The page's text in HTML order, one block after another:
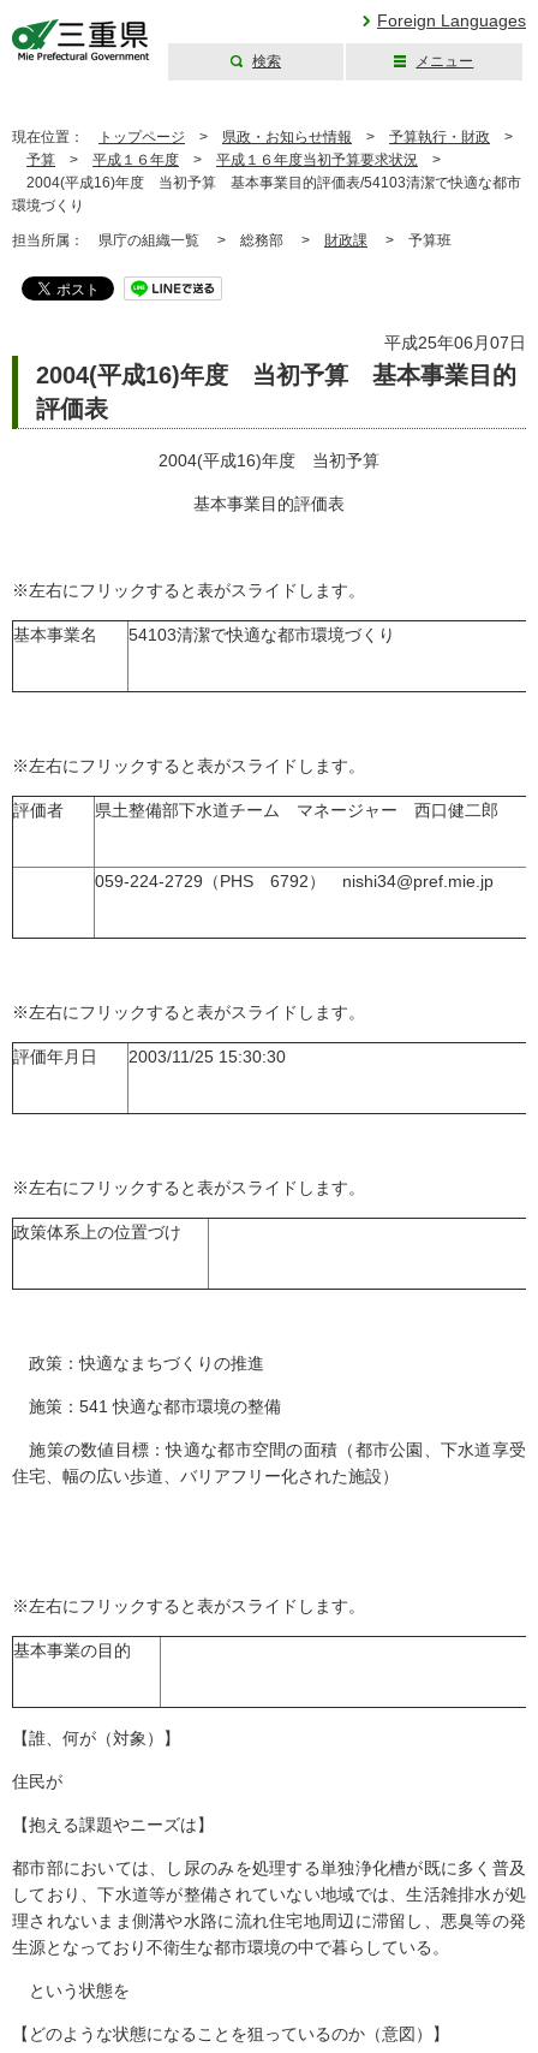
Foreign Languages
検索 メニュー
現在位置： トップページ > 県政・お知らせ情報 > 予算執行・財政 >
予算 > 平成１６年度 > 平成１６年度当初予算要求状況 >
2004(平成16)年度 当初予算 基本事業目的評価表/54103清潔で快適な都市
環境づくり
担当所属： 県庁の組織一覧 > 総務部 > 財政課 > 予算班
平成25年06月07日
2004(平成16)年度 当初予算 基本事業目的
評価表
2004(平成16)年度 当初予算
基本事業目的評価表
※左右にフリックすると表がスライドします。
基本事業名 54103清潔で快適な都市環境づくり
※左右にフリックすると表がスライドします。
評価者 県土整備部下水道チーム マネージャー 西口健二郎
059-224-2729（PHS 6792） nishi34@pref.mie.jp
※左右にフリックすると表がスライドします。
評価年月日 2003/11/25 15:30:30
※左右にフリックすると表がスライドします。
政策体系上の位置づけ
政策：快適なまちづくりの推進
施策：541 快適な都市環境の整備
施策の数値目標：快適な都市空間の面積（都市公園、下水道享受
住宅、幅の広い歩道、バリアフリー化された施設）
※左右にフリックすると表がスライドします。
基本事業の目的
【誰、何が（対象）】
住民が
【抱える課題やニーズは】
都市部においては、し尿のみを処理する単独浄化槽が既に多く普及
しており、下水道等が整備されていない地域では、生活雑排水が処
理されないまま側溝や水路に流れ住宅地周辺に滞留し、悪臭等の発
生源となっており不衛生な都市環境の中で暮らしている。
という状態を
【どのような状態になることを狙っているのか（意図）】